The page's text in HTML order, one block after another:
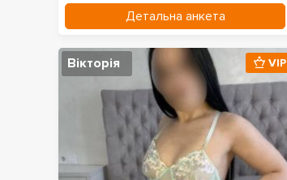
Детальна анкета
Вікторія VIP